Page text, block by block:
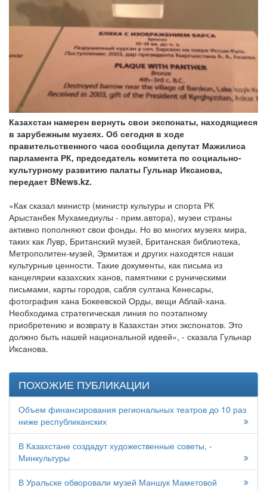
Казахстан намерен вернуть свои экспонаты, находящиеся
в зарубежным музеях. Об сегодня в ходе
правительственного часа сообщила депутат Мажилиса
парламента РК, председатель комитета по социально-
культурному развитию палаты Гульнар Иксанова,
передает BNews.kz.
«Как сказал министр (министр культуры и спорта РК
Арыстанбек Мухамедиулы - прим.автора), музеи страны
активно пополняют свои фонды. Но во многих музеях мира,
таких как Лувр, Британский музей, Британская библиотека,
Метрополитен-музей, Эрмитаж и других находятся наши
культурные ценности. Такие документы, как письма из
канцелярии казахских ханов, памятники с руническими
письмами, карты городов, сабля султана Кенесары,
фотография хана Бокеевской Орды, вещи Аблай-хана.
Необходима стратегическая линия по поэтапному
приобретению и возврату в Казахстан этих экспонатов. Это
должно быть нашей национальной идеей», - сказала Гульнар
Иксанова.
ПОХОЖИЕ ПУБЛИКАЦИИ
Объем финансирования региональных театров до 10 раз
ниже республиканских
В Казахстане создадут художественные советы, -
Минкультуры
В Уральске обворовали музей Маншук Маметовой